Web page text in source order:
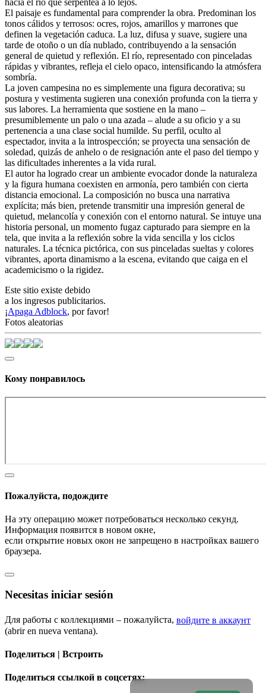
El paisaje es fundamental para comprender la obra. Predominan los
tonos cálidos y terrosos: ocres, rojos, amarillos y marrones que
definen la vegetación caduca. La luz, difusa y suave, sugiere una
tarde de otoño o un día nublado, contribuyendo a la sensación
general de quietud y reflexión. El río, representado con pinceladas
rápidas y vibrantes, refleja el cielo opaco, intensificando la atmósfera
sombría.
La joven campesina no es simplemente una figura decorativa; su
postura y vestimenta sugieren una conexión profunda con la tierra y
sus labores. La herramienta que sostiene en la mano –
presumiblemente un palo o una azada – alude a su oficio y a su
pertenencia a una clase social humilde. Su perfil, oculto al
espectador, invita a la introspección; se proyecta una sensación de
soledad, quizás de anhelo o de resignación ante el paso del tiempo y
las dificultades inherentes a la vida rural.
El autor ha logrado crear un ambiente evocador donde la naturaleza
y la figura humana coexisten en armonía, pero también con cierta
distancia emocional. La composición no busca una narrativa
explícita; más bien, pretende transmitir una impresión general de
quietud, melancolía y conexión con el entorno natural. Se intuye una
historia personal, un momento fugaz capturado para siempre en la
tela, que invita a la reflexión sobre la vida sencilla y los ciclos
naturales. La técnica pictórica, con sus pinceladas sueltas y colores
vibrantes, aporta dinamismo a la escena, evitando que caiga en el
academicismo o la rigidez.
Este sitio existe debido
a los ingresos publicitarios.
¡Apaga Adblock, por favor!
Fotos aleatorias
Кому понравилось
Пожалуйста, подождите
На эту операцию может потребоваться несколько секунд.
Информация появится в новом окне,
если открытие новых окон не запрещено в настройках вашего
браузера.
Necesitas iniciar sesión
Для работы с коллекциями – пожалуйста, войдите в аккаунт
(abrir en nueva ventana).
Поделиться | Встроить
Поделиться ссылкой в соцсетях: